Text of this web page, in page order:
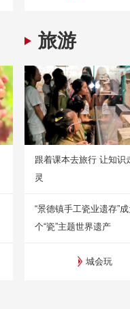
旅游
跟着课本去旅行 让知识
灵
“景德镇手工瓷业遗存”
个“瓷”主题世界遗产
城会玩